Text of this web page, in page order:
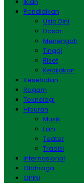
Pendidikan
Usia Dini
Dasar
Menengah
Tinggi
Riset
Kebijakan
Kesehatan
Ragam
Teknologi
Hiburan
Musik
Film
Teater
Tradisi
Internasional
Olahraga
OPINI